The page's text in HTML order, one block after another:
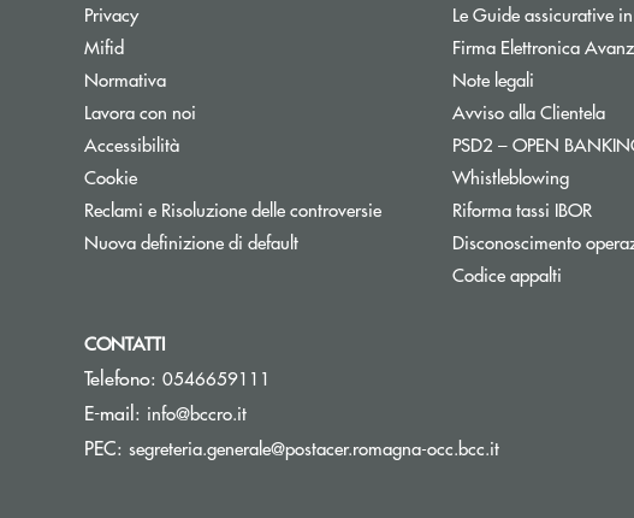
Privacy
Mifid
Normativa
Lavora con noi
Accessibilità
Cookie
Reclami e Risoluzione delle controversie
Nuova definizione di default
Le Guide assicurative
Firma Elettronica
Note legali
Avviso alla Clientela
PSD2 – OPEN
WhistleblowingApre
Riforma tassi IBOR
Disconoscimento
Codice appalti
CONTATTI
Telefono: 0546659111
E-mail: info@bccro.it(si apre l’app di posta elettronica)
PEC: segreteria.generale@postacer.romagna-occ.bcc.it(si apre l’app di